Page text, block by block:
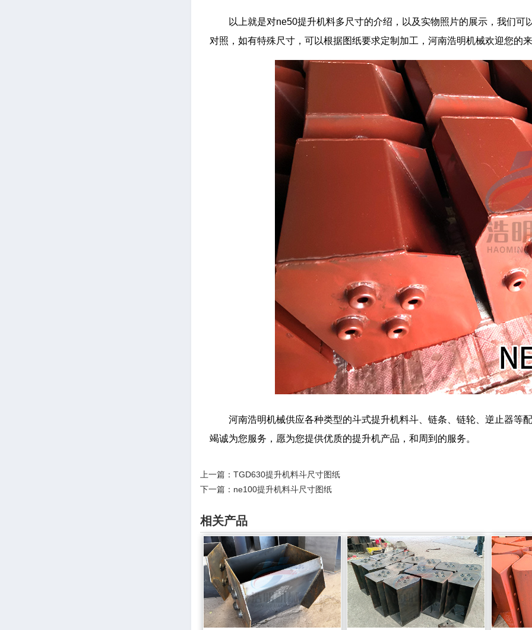
以上就是对ne50提升机料多尺寸的介绍，以及实物照片的展示，我们
对照，如有特殊尺寸，可以根据图纸要求定制加工，河南浩明机械欢迎您的
河南浩明机械供应各种类型的斗式提升机料斗、链条、链轮、逆止器等
竭诚为您服务，愿为您提供优质的提升机产品，和周到的服务。
上一篇： TGD630提升机料斗尺寸图纸
下一篇： ne100提升机料斗尺寸图纸
相关产品